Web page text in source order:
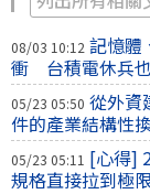
08/03 10:12 記憶體
衝 台積電休兵
05/23 05:50 從外資
件的產業結構性
05/23 05:11 [心得]
規格直接拉到極限